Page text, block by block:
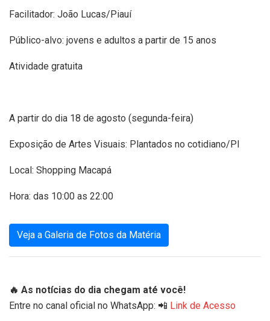
Facilitador: João Lucas/Piauí
Público-alvo: jovens e adultos a partir de 15 anos
Atividade gratuita
A partir do dia 18 de agosto (segunda-feira)
Exposição de Artes Visuais: Plantados no cotidiano/PI
Local: Shopping Macapá
Hora: das 10:00 as 22:00
Veja a Galeria de Fotos da Matéria
🔥 As notícias do dia chegam até você!
Entre no canal oficial no WhatsApp: 📲 Link de Acesso